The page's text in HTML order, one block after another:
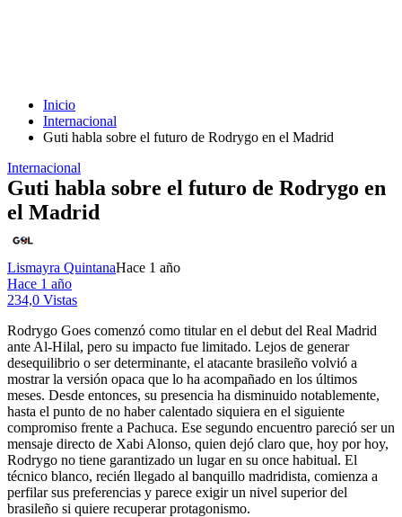
Inicio
Internacional
Guti habla sobre el futuro de Rodrygo en el Madrid
Internacional
Guti habla sobre el futuro de Rodrygo en
el Madrid
Lismayra QuintanaHace 1 año
Hace 1 año
234,0 Vistas
Rodrygo Goes comenzó como titular en el debut del Real Madrid
ante Al-Hilal, pero su impacto fue limitado. Lejos de generar
desequilibrio o ser determinante, el atacante brasileño volvió a
mostrar la versión opaca que lo ha acompañado en los últimos
meses. Desde entonces, su presencia ha disminuido notablemente,
hasta el punto de no haber calentado siquiera en el siguiente
compromiso frente a Pachuca. Ese segundo encuentro pareció ser un
mensaje directo de Xabi Alonso, quien dejó claro que, hoy por hoy,
Rodrygo no tiene garantizado un lugar en su once habitual. El
técnico blanco, recién llegado al banquillo madridista, comienza a
perfilar sus preferencias y parece exigir un nivel superior del
brasileño si quiere recuperar protagonismo.